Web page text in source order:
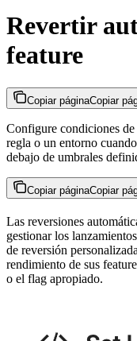
Revertir
feature
Copiar páginaCopiar
Configure condiciones de
regla o un entorno
debajo de umbrales
Copiar páginaCopiar
Las reversiones
gestionar los
de reversión
rendimiento de sus
o el flag apropiado.